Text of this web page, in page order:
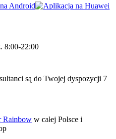
8:00-22:00
są do Twojej dyspozycji 7
Rainbow w całej Polsce i